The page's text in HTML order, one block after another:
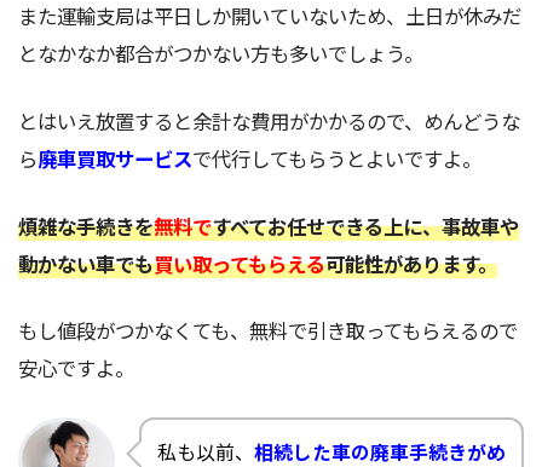
また運輸支局は平日しか開いていないため、土日が休みだ
となかなか都合がつかない方も多いでしょう。
とはいえ放置すると余計な費用がかかるので、めんどうな
ら廃車買取サービスで代行してもらうとよいですよ。
煩雑な手続きを無料ですべてお任せできる上に、事故車や
動かない車でも買い取ってもらえる可能性があります。
もし値段がつかなくても、無料で引き取ってもらえるので
安心ですよ。
私も以前、 相続した車の廃車手続きがめ